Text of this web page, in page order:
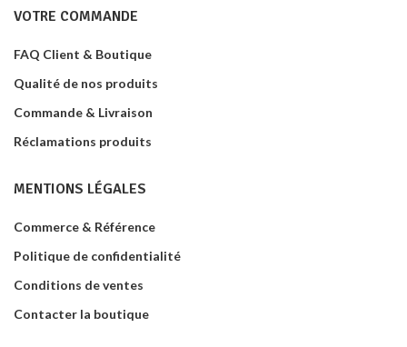
VOTRE COMMANDE
FAQ Client & Boutique
Qualité de nos produits
Commande & Livraison
Réclamations produits
MENTIONS LÉGALES
Commerce & Référence
Politique de confidentialité
Conditions de ventes
Contacter la boutique